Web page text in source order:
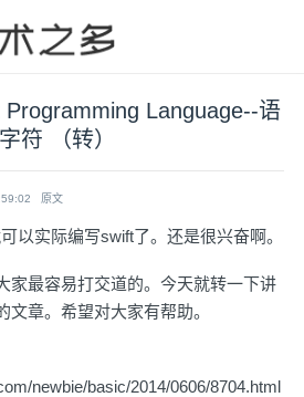
Language--语
符 （转）
原文
以实际编写swift了。还是很兴奋啊。
家最容易打交道的。今天就转一下讲
章。希望对大家有帮助。
newbie/basic/2014/0606/8704.html